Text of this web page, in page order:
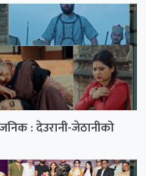
: देउरानी-जेठानीको